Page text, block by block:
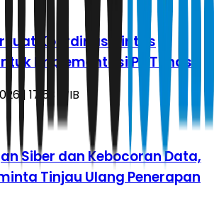
Koordinasi Lintas
Implementasi PP Tunas
| 17.53 WIB
Siber dan Kebocoran Data,
Tinjau Ulang Penerapan